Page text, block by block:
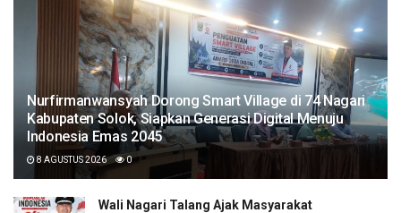
Nurfirmanwansyah Dorong Smart Village di 74 Nagari
Kabupaten Solok, Siapkan Generasi Digital Menuju
Indonesia Emas 2045
8 AGUSTUS 2026 0
Wali Nagari Talang Ajak Masyarakat